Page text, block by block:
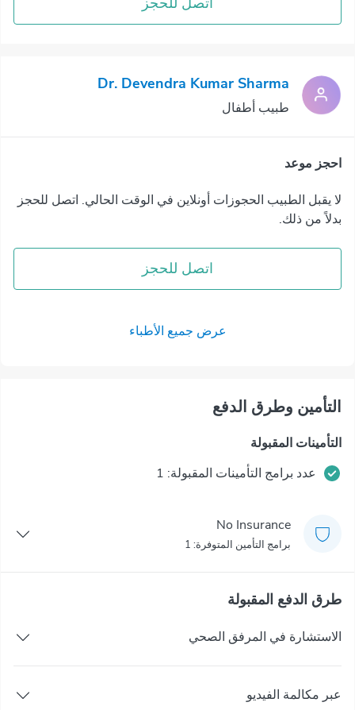
Dr. Devendra Kumar Sharma
طبيب أطفال
احجز موعد
لا يقبل الطبيب الحجوزات أونلاين في الوقت الحالي. اتصل للحجز
بدلاً من ذلك.
اتصل للحجز
عرض جميع الأطباء
التأمين وطرق الدفع
التأمينات المقبولة
عدد برامج التأمينات المقبولة: 1
No Insurance
برامج التأمين المتوفرة: 1
طرق الدفع المقبولة
الاستشارة في المرفق الصحي
عبر مكالمة الفيديو